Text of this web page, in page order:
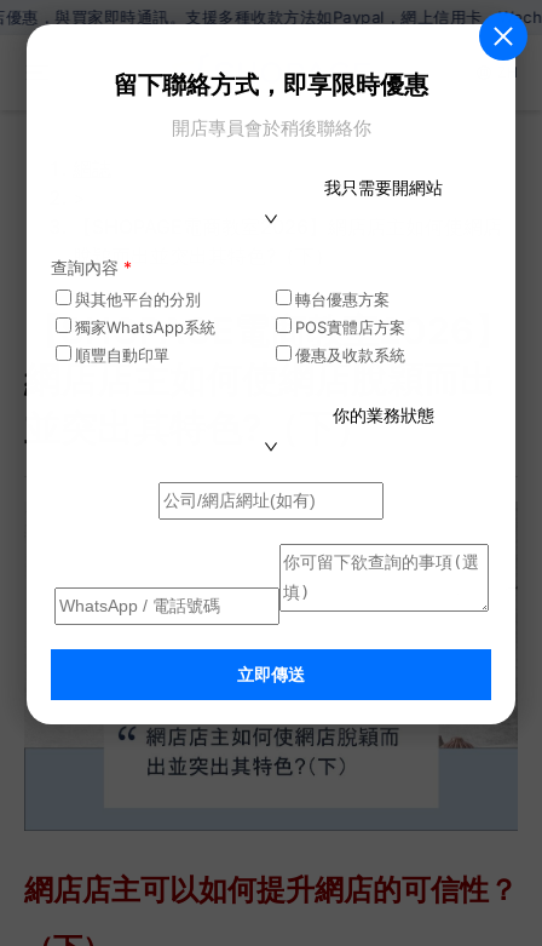
時通訊。支援多種收款方法如Paypal，網上信用卡，Wechat Pay，
ZH
留下聯絡方式，即享限時優惠
開店專員會於稍後聯絡你
我只需要開網站
查詢內容 *
與其他平台的分別
轉台優惠方案
獨家WhatsApp系統
POS實體店方案
順豐自動印單
優惠及收款系統
你的業務狀態
立即傳送
【SHOPAGE電商教室2026】網店店主如何使網店
脫穎而出並突出其特色?（下）
【SHOPAGE電商教室2026】
網店店主如何使網店脫穎而出
並突出其特色?（下）
網店店主可以如何提升網店的可信性？